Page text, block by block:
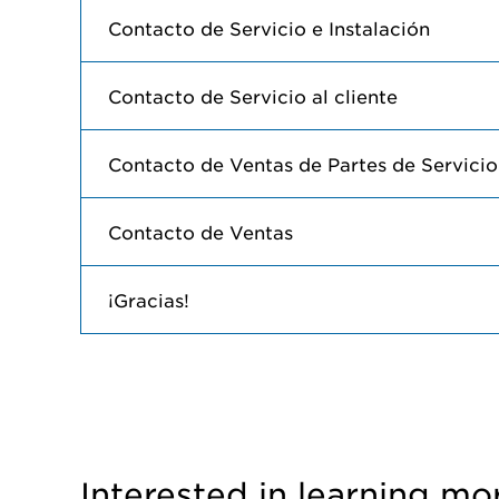
Contacto de Servicio e Instalación
Contacto de Servicio al cliente
Contacto de Ventas de Partes de Servicio
Contacto de Ventas
¡Gracias!